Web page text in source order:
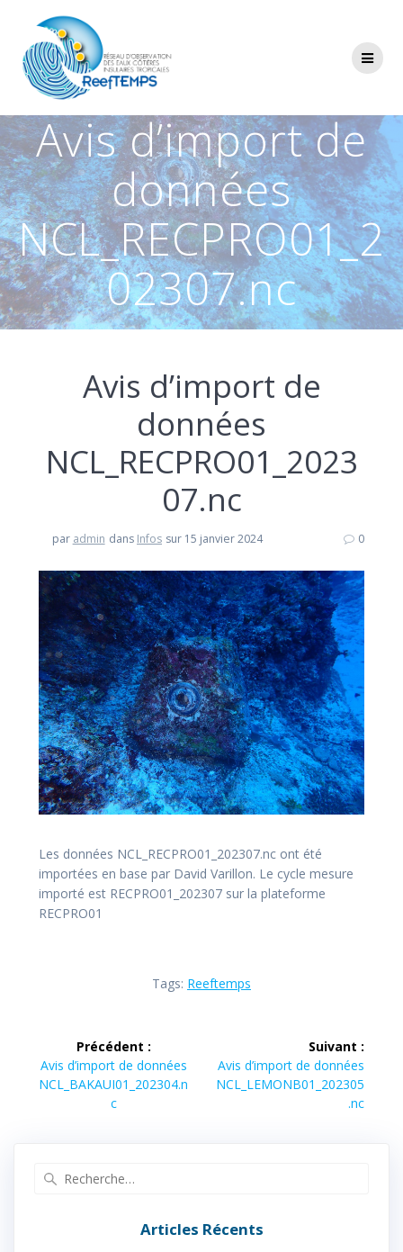
Avis d’import de
données
NCL_RECPRO01_2
02307.nc
Avis d’import de
données
NCL_RECPRO01_2023
07.nc
par admin dans Infos sur 15 janvier 2024 0
Les données NCL_RECPRO01_202307.nc ont été
importées en base par David Varillon. Le cycle mesure
importé est RECPRO01_202307 sur la plateforme
RECPRO01
Tags: Reeftemps
Navigation
de
l’article
Précédent :
Article
précédent :
Avis d’import de données
NCL_BAKAUI01_202304.n
c
Suivant :
Article
suivant :
Avis d’import de données
NCL_LEMONB01_202305
.nc
Articles Récents